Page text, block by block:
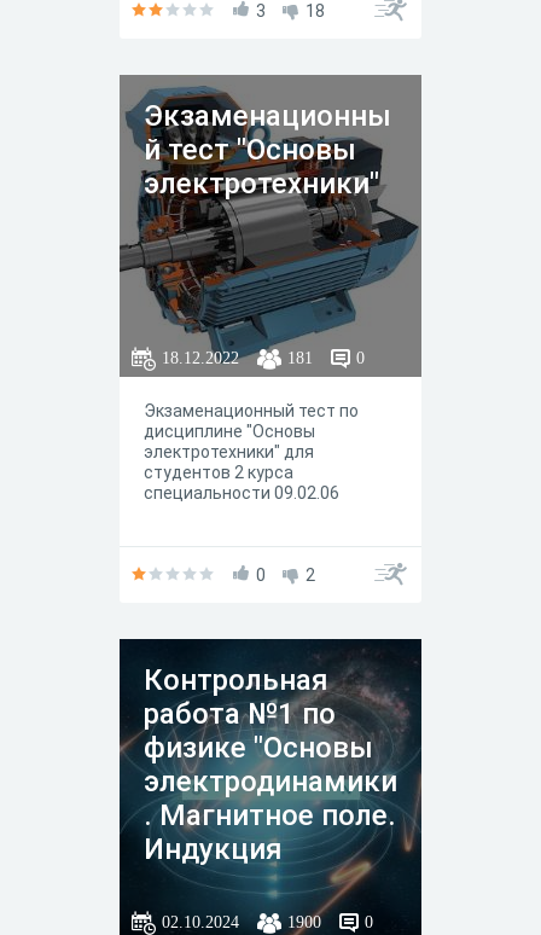
3 18
Экзаменационны
й тест "Основы
электротехники"
18.12.2022 181 0
Экзаменационный тест по
дисциплине "Основы
электротехники" для
студентов 2 курса
специальности 09.02.06
0 2
Контрольная
работа №1 по
физике "Основы
электродинамики
. Магнитное поле.
Индукция
магнитного поля"
(11 класс)
02.10.2024 1900 0